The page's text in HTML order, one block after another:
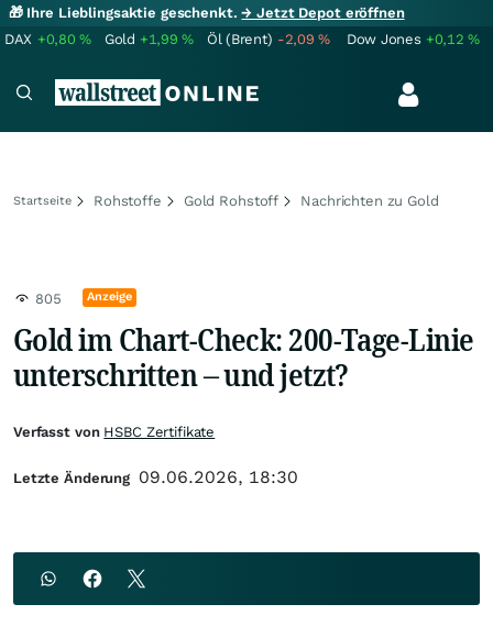
🎁 Ihre Lieblingsaktie geschenkt.→ Jetzt Depot eröffnen
DAX +0,80% Gold +1,99% Öl (Brent) -2,09% Dow Jones +0,12%
Startseite Rohstoffe Gold Rohstoff Nachrichten zu Gold
805 Anzeige
Gold im Chart-Check: 200-Tage-Linie
unterschritten – und jetzt?
Verfasst von HSBC Zertifikate
Letzte Änderung 09.06.2026, 18:30